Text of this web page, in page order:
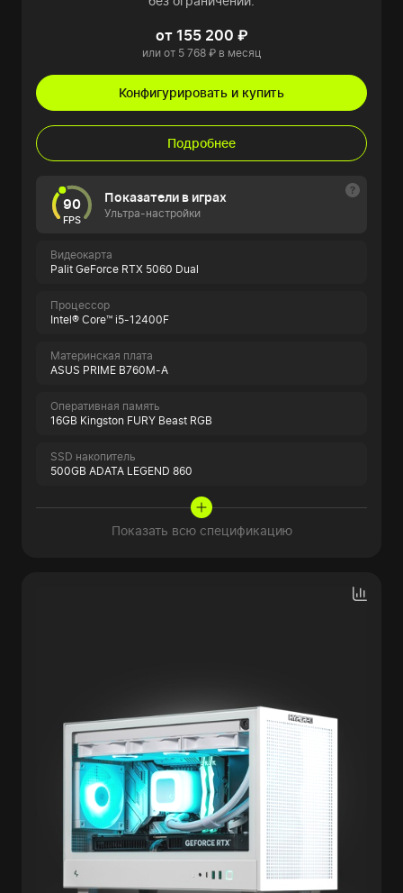
от 155 200 ₽
или от 5 768 ₽ в месяц
Конфигурировать и купить
Подробнее
90
FPS
Показатели в играх
Ультра-настройки
Видеокарта
Palit GeForce RTX 5060 Dual
Процессор
Intel® Core™ i5-12400F
Материнская плата
ASUS PRIME B760M-A
Оперативная память
16GB Kingston FURY Beast RGB
SSD накопитель
500GB ADATA LEGEND 860
Показать всю спецификацию